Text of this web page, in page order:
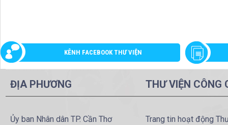
KÊNH FACEBOOK THƯ VIỆN
ĐỊA PHƯƠNG
Ủy ban Nhân dân TP. Cần Thơ
THƯ VIỆN CÔNG
Trang tin hoạt động